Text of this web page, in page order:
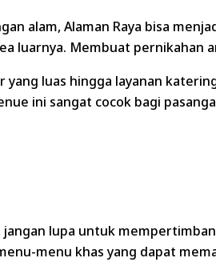
alam, Alaman Raya bisa
luarnya. Membuat pernikahan
luas hingga layanan
ini sangat cocok bagi
lupa untuk
menu khas yang dapat